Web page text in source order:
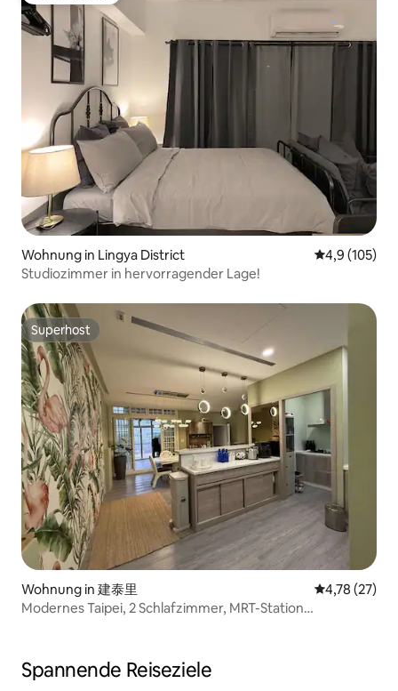
Wohnung in Lingya District
4,9 (105)
Studiozimmer in hervorragender Lage!
Superhost
Superhost
Wohnung in 建泰里
4,78 (27)
Modernes Taipei, 2 Schlafzimmer, MRT-Station
Spannende Reiseziele